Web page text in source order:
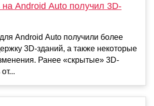
Android Auto получил 3D-
Android Auto получили более
3D-зданий, а также некоторые
Ранее «скрытые» 3D-